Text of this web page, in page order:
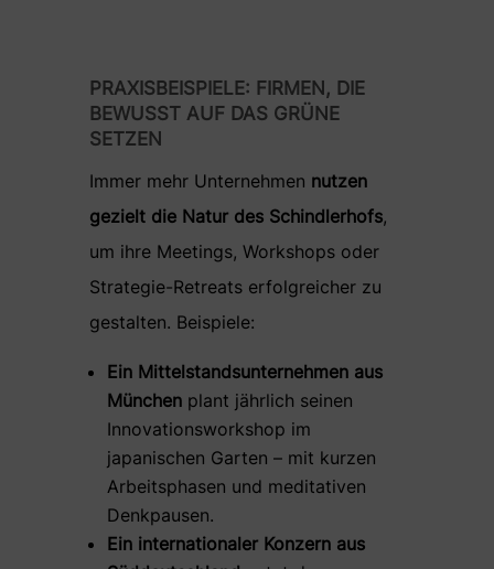
PRAXISBEISPIELE: FIRMEN, DIE
BEWUSST AUF DAS GRÜNE
SETZEN
Immer mehr Unternehmen nutzen
gezielt die Natur des Schindlerhofs,
um ihre Meetings, Workshops oder
Strategie-Retreats erfolgreicher zu
gestalten. Beispiele:
Ein Mittelstandsunternehmen aus
Münchenplant jährlich seinen
Innovationsworkshop im
japanischen Garten – mit kurzen
Arbeitsphasen und meditativen
Denkpausen.
Ein internationaler Konzern aus